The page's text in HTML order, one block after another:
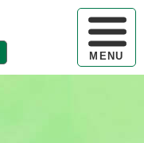
ハンバー
MENU